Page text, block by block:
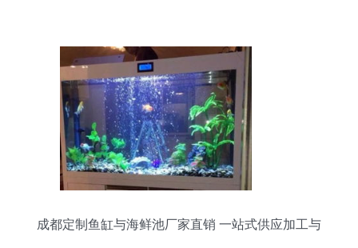
成都定制鱼缸与海鲜池厂家直销 一站式供应加工与